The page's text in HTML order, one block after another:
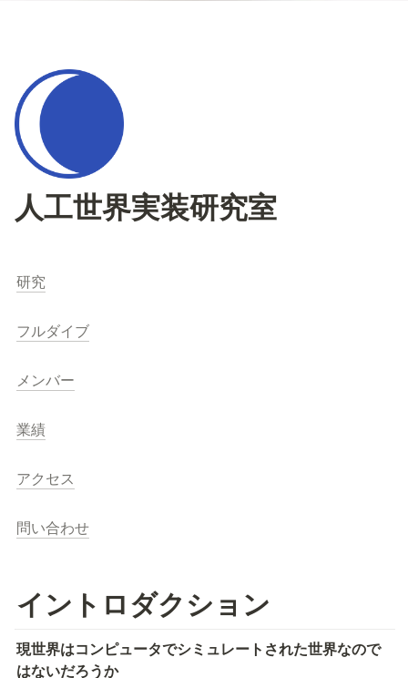
人工世界実装研究室
研究
フルダイブ
メンバー
業績
アクセス
問い合わせ
イントロダクション
現世界はコンピュータでシミュレートされた世界なので
はないだろうか